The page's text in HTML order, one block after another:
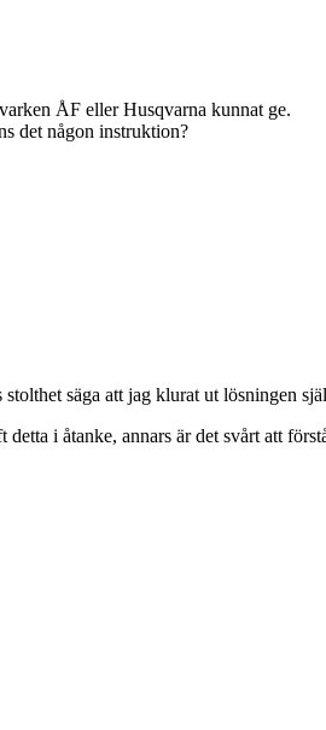
ÅF eller Husqvarna kunnat ge.
det någon instruktion?
säga att jag klurat ut lösningen
i åtanke, annars är det svårt att